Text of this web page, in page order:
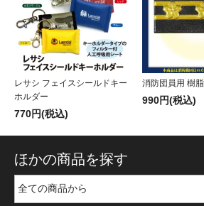
レサシ フェイスシールドキー
ホルダー
770円(税込)
消防団員用 樹
990円(税込)
ほかの商品を探す